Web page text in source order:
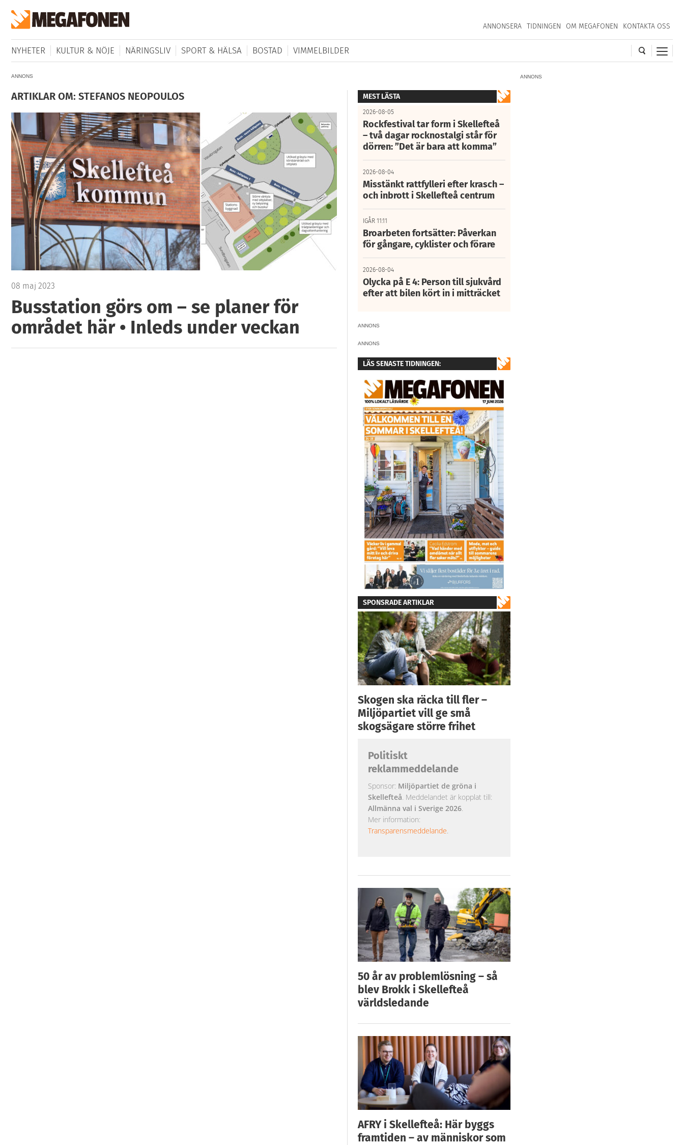
ANNONSERA TIDNINGEN OM MEGAFONEN KONTAKTA OSS
NYHETER KULTUR & NÖJE NÄRINGSLIV SPORT & HÄLSA BOSTAD VIMMELBILDER
ANNONS
ANNONS
ARTIKLAR OM: STEFANOS NEOPOULOS
08 maj 2023
Busstation görs om – se planer för
området här • Inleds under veckan
MEST LÄSTA
2026-08-05
Rockfestival tar form i Skellefteå
– två dagar rocknostalgi står för
dörren: ”Det är bara att komma”
2026-08-04
Misstänkt rattfylleri efter krasch –
och inbrott i Skellefteå centrum
IGÅR 11:11
Broarbeten fortsätter: Påverkan
för gångare, cyklister och förare
2026-08-04
Olycka på E 4: Person till sjukvård
efter att bilen kört in i mitträcket
ANNONS
ANNONS
LÄS SENASTE TIDNINGEN:
SPONSRADE ARTIKLAR
Skogen ska räcka till fler –
Miljöpartiet vill ge små
skogsägare större frihet
Politiskt
reklammeddelande
Sponsor: Miljöpartiet de gröna i
Skellefteå. Meddelandet är kopplat till:
Allmänna val i Sverige 2026.
Mer information:
Transparensmeddelande.
50 år av problemlösning – så
blev Brokk i Skellefteå
världsledande
AFRY i Skellefteå: Här byggs
framtiden – av människor som